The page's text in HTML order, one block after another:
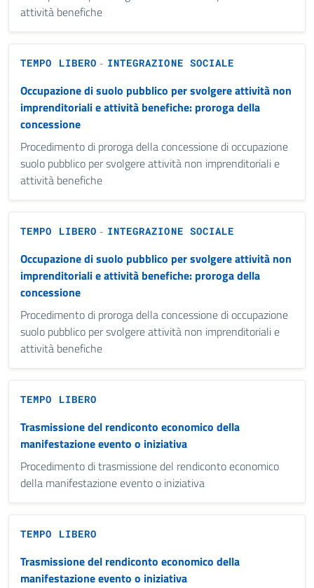
attività benefiche
TEMPO LIBERO - INTEGRAZIONE SOCIALE
Occupazione di suolo pubblico per svolgere attività non
imprenditoriali e attività benefiche: proroga della
concessione
Procedimento di proroga della concessione di occupazione
suolo pubblico per svolgere attività non imprenditoriali e
attività benefiche
TEMPO LIBERO - INTEGRAZIONE SOCIALE
Occupazione di suolo pubblico per svolgere attività non
imprenditoriali e attività benefiche: proroga della
concessione
Procedimento di proroga della concessione di occupazione
suolo pubblico per svolgere attività non imprenditoriali e
attività benefiche
TEMPO LIBERO
Trasmissione del rendiconto economico della
manifestazione evento o iniziativa
Procedimento di trasmissione del rendiconto economico
della manifestazione evento o iniziativa
TEMPO LIBERO
Trasmissione del rendiconto economico della
manifestazione evento o iniziativa